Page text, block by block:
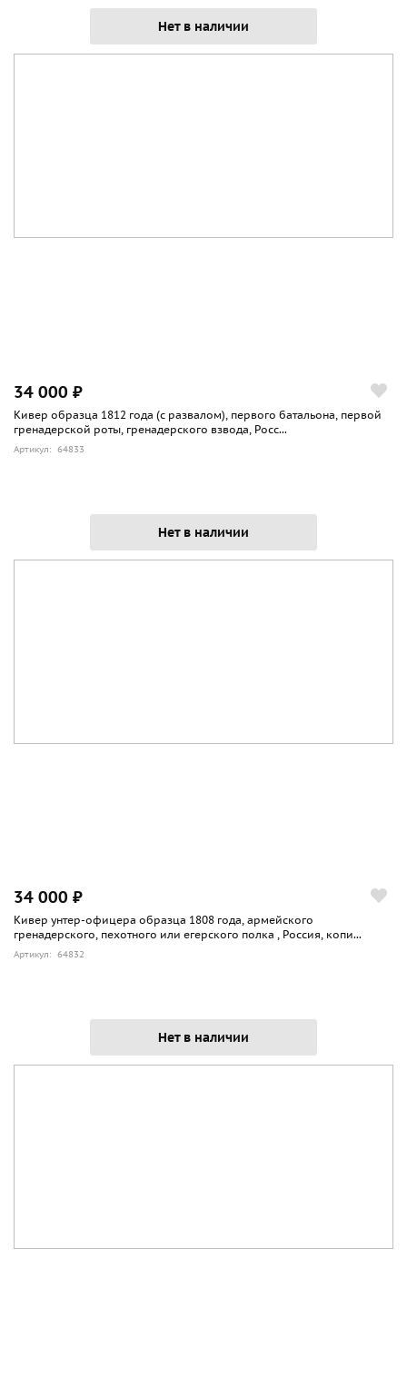
Нет в наличии
34 000 ₽
Кивер образца 1812 года (с развалом), первого батальона, первой
гренадерской роты, гренадерского взвода, Росс...
Артикул: 64833
Нет в наличии
34 000 ₽
Кивер унтер-офицера образца 1808 года, армейского
гренадерского, пехотного или егерского полка , Россия, копи...
Артикул: 64832
Нет в наличии